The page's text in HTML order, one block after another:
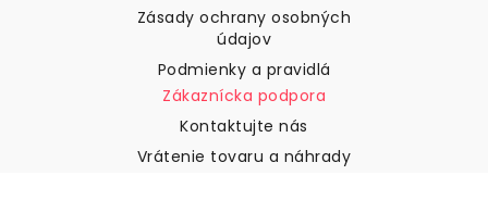
Zásady ochrany osobných
údajov
Podmienky a pravidlá
Zákaznícka podpora
Kontaktujte nás
Vrátenie tovaru a náhrady